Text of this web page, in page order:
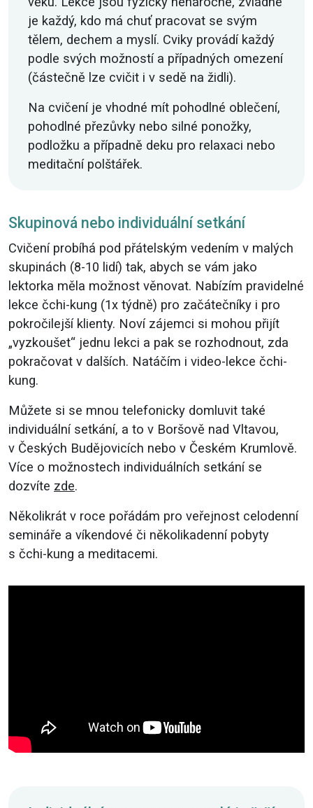
je každý, kdo má chuť pracovat se svým
tělem, dechem a myslí. Cviky provádí každý
podle svých možností a případných omezení
(částečně lze cvičit i v sedě na židli).
Na cvičení je vhodné mít pohodlné oblečení,
pohodlné přezůvky nebo silné ponožky,
podložku a případně deku pro relaxaci nebo
meditační polštářek.
Skupinová nebo individuální setkání
Cvičení probíhá pod přátelským vedením v malých
skupinách (8-10 lidí) tak, abych se vám jako
lektorka měla možnost věnovat. Nabízím pravidelné
lekce čchi-kung (1x týdně) pro začátečníky i pro
pokročilejší klienty. Noví zájemci si mohou přijít
„vyzkoušet“ jednu lekci a pak se rozhodnout, zda
pokračovat v dalších. Natáčím i video-lekce čchi-
kung.
Můžete si se mnou telefonicky domluvit také
individuální setkání, a to v Boršově nad Vltavou,
v Českých Budějovicích nebo v Českém Krumlově.
Více o možnostech individuálních setkání se
dozvíte zde.
Několikrát v roce pořádám pro veřejnost celodenní
semináře a víkendové či několikadenní pobyty
s čchi-kung a meditacemi.